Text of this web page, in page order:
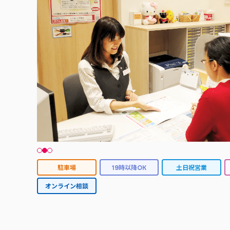
駐車場 19時以降OK 土日祝営業
オンライン相談